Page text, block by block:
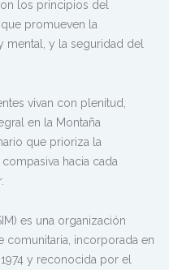
los principios del
promueven la
mental, y la seguridad del
vivan con plenitud,
en la Montaña
que prioriza la
hacia cada
es una organización
comunitaria, incorporada en
y reconocida por el